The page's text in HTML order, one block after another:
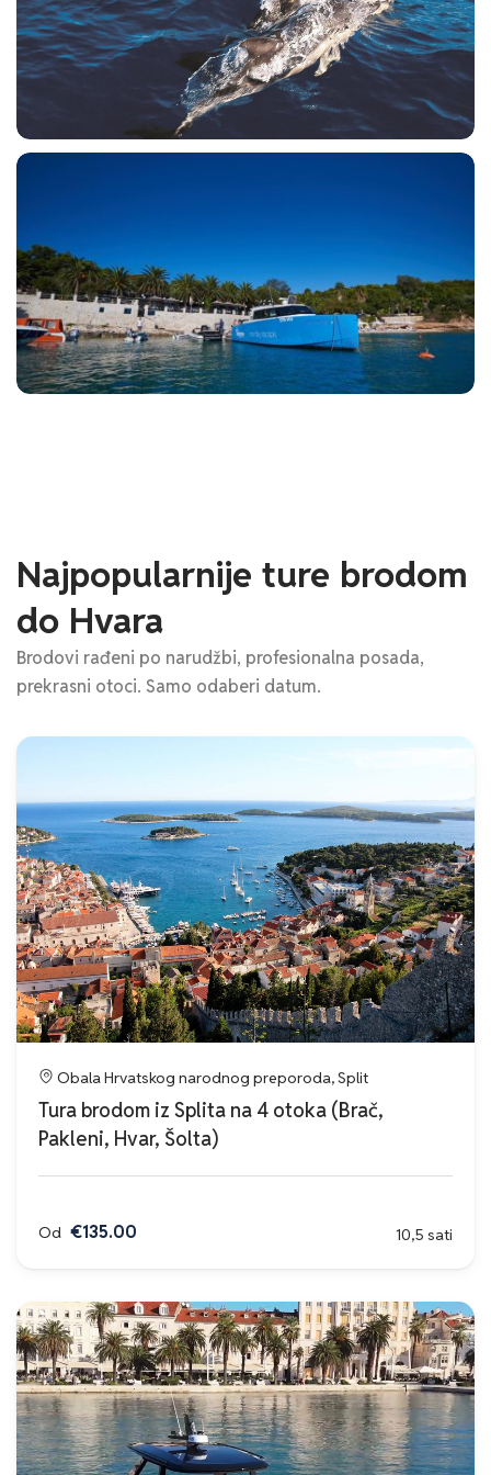
Najpopularnije ture brodom
do Hvara
Brodovi rađeni po narudžbi, profesionalna posada,
prekrasni otoci. Samo odaberi datum.
Obala Hrvatskog narodnog preporoda, Split
Tura brodom iz Splita na 4 otoka (Brač,
Pakleni, Hvar, Šolta)
Od €135.00 10,5 sati